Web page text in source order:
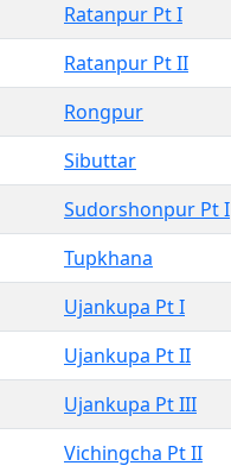
Ratanpur Pt I
Ratanpur Pt II
Rongpur
Sibuttar
Sudorshonpur Pt I
Tupkhana
Ujankupa Pt I
Ujankupa Pt II
Ujankupa Pt III
Vichingcha Pt II